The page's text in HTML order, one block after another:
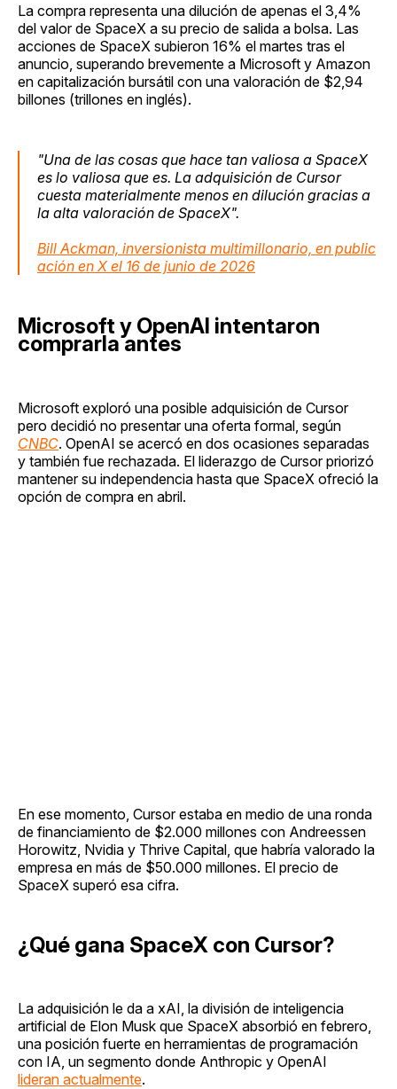
La compra representa una dilución de apenas el 3,4%
del valor de SpaceX a su precio de salida a bolsa. Las
acciones de SpaceX subieron 16% el martes tras el
anuncio, superando brevemente a Microsoft y Amazon
en capitalización bursátil con una valoración de $2,94
billones (trillones en inglés).
"Una de las cosas que hace tan valiosa a SpaceX
es lo valiosa que es. La adquisición de Cursor
cuesta materialmente menos en dilución gracias a
la alta valoración de SpaceX".
Bill Ackman, inversionista multimillonario, en public
ación en X el 16 de junio de 2026
Microsoft y OpenAI intentaron
comprarla antes
Microsoft exploró una posible adquisición de Cursor
pero decidió no presentar una oferta formal, según
CNBC. OpenAI se acercó en dos ocasiones separadas
y también fue rechazada. El liderazgo de Cursor priorizó
mantener su independencia hasta que SpaceX ofreció la
opción de compra en abril.
En ese momento, Cursor estaba en medio de una ronda
de financiamiento de $2.000 millones con Andreessen
Horowitz, Nvidia y Thrive Capital, que habría valorado la
empresa en más de $50.000 millones. El precio de
SpaceX superó esa cifra.
¿Qué gana SpaceX con Cursor?
La adquisición le da a xAI, la división de inteligencia
artificial de Elon Musk que SpaceX absorbió en febrero,
una posición fuerte en herramientas de programación
con IA, un segmento donde Anthropic y OpenAI
lideran actualmente.